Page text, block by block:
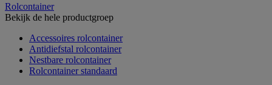
Rolcontainer
Bekijk de hele productgroep
Accessoires rolcontainer
Antidiefstal rolcontainer
Nestbare rolcontainer
Rolcontainer standaard